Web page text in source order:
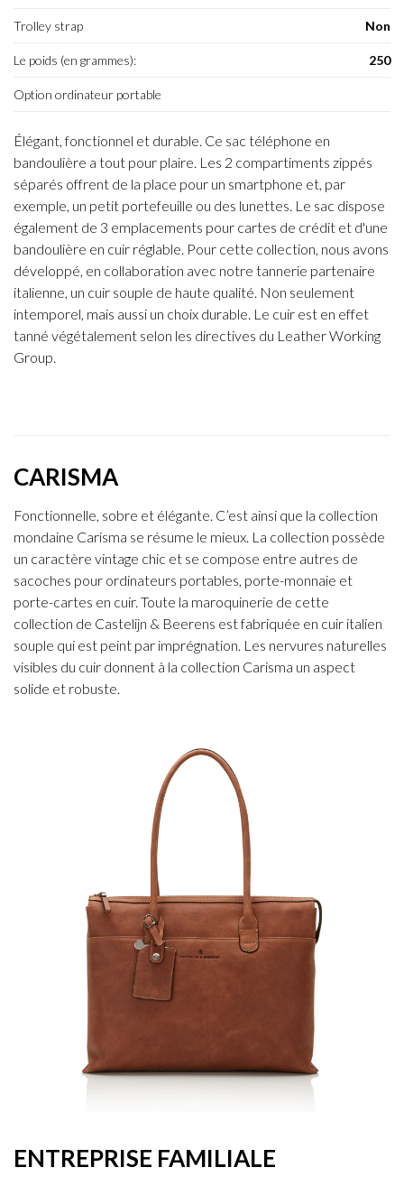
Trolley strap Non
Le poids (en grammes): 250
Option ordinateur portable
Élégant, fonctionnel et durable. Ce sac téléphone en
bandoulière a tout pour plaire. Les 2 compartiments zippés
séparés offrent de la place pour un smartphone et, par
exemple, un petit portefeuille ou des lunettes. Le sac dispose
également de 3 emplacements pour cartes de crédit et d'une
bandoulière en cuir réglable. Pour cette collection, nous avons
développé, en collaboration avec notre tannerie partenaire
italienne, un cuir souple de haute qualité. Non seulement
intemporel, mais aussi un choix durable. Le cuir est en effet
tanné végétalement selon les directives du Leather Working
Group.
CARISMA
Fonctionnelle, sobre et élégante. C’est ainsi que la collection
mondaine Carisma se résume le mieux. La collection possède
un caractère vintage chic et se compose entre autres de
sacoches pour ordinateurs portables, porte-monnaie et
porte-cartes en cuir. Toute la maroquinerie de cette
collection de Castelijn & Beerens est fabriquée en cuir italien
souple qui est peint par imprégnation. Les nervures naturelles
visibles du cuir donnent à la collection Carisma un aspect
solide et robuste.
ENTREPRISE FAMILIALE